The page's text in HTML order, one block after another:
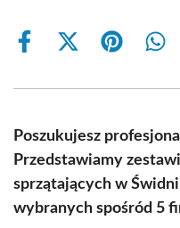
Share
Share
(Twitter)
Share
Poszukujesz
Przedstawiamy
sprzątających w
wybranych spośród 5